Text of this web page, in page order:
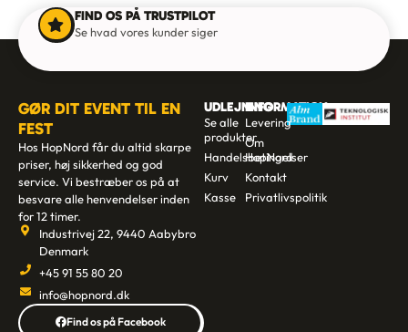
FIND OS PÅ TRUSTPILOT
Se hvad vores kunder siger
GØR DIT EVENT TIL EN
FEST
Hos HopNord får du altid skarpe
priser, høj sikkerhed og god
service. Vi bestræber os på at
besvare alle henvendelser inden
for 12 timer.
Industrivej 22, 9440 Aabybro
Denmark
+45 91 55 80 20
info@hopnord.dk
Find os på Facebook
UDLEJNING
Se alle
produkter
Handelsbetingelser
Kurv
Kasse
INFORMATION
Levering
Om
HopNord
Kontakt
Privatlivspolitik